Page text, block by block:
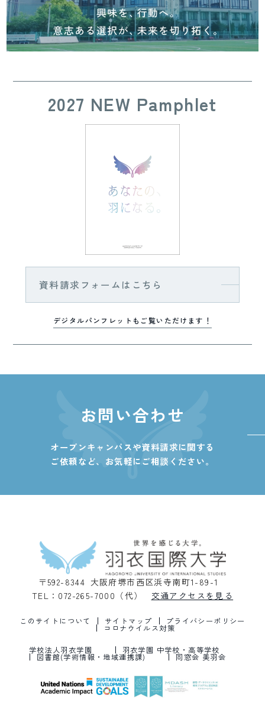
2027 NEW Pamphlet
資料請求フォームはこちら
デジタルパンフレットもご覧いただけます！
お問い合わせ
オープンキャンパスや資料請求に関する
ご依頼など、 お気軽にご相談ください。
〒592-8344 大阪府堺市西区浜寺南町1-89-1
TEL：072-265-7000（代）
交通アクセスを見る
このサイトについて サイトマップ プライバシーポリシー
コロナウイルス対策
学校法人羽衣学園 羽衣学園 中学校・高等学校
図書館(学術情報・地域連携課) 同窓会 美羽会